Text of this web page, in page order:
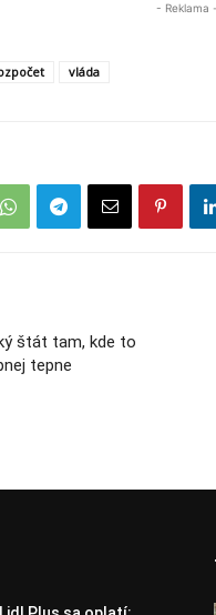
- Reklama -
vláda
štát tam, kde to
tepne